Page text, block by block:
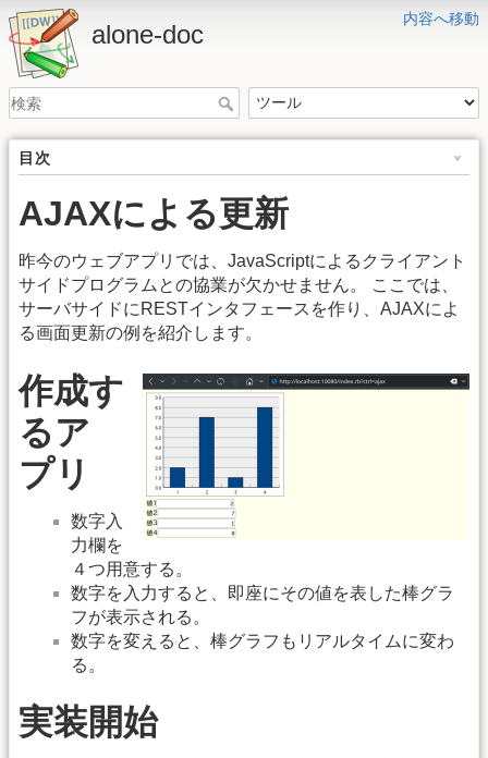
内容へ移動
alone-doc
目次
AJAXによる更新
昨今のウェブアプリでは、JavaScriptによるクライアント
サイドプログラムとの協業が欠かせません。 ここでは、
サーバサイドにRESTインタフェースを作り、AJAXによ
る画面更新の例を紹介します。
作成す
るア
プリ
数字入
力欄を
４つ用意する。
数字を入力すると、即座にその値を表した棒グラ
フが表示される。
数字を変えると、棒グラフもリアルタイムに変わ
る。
実装開始